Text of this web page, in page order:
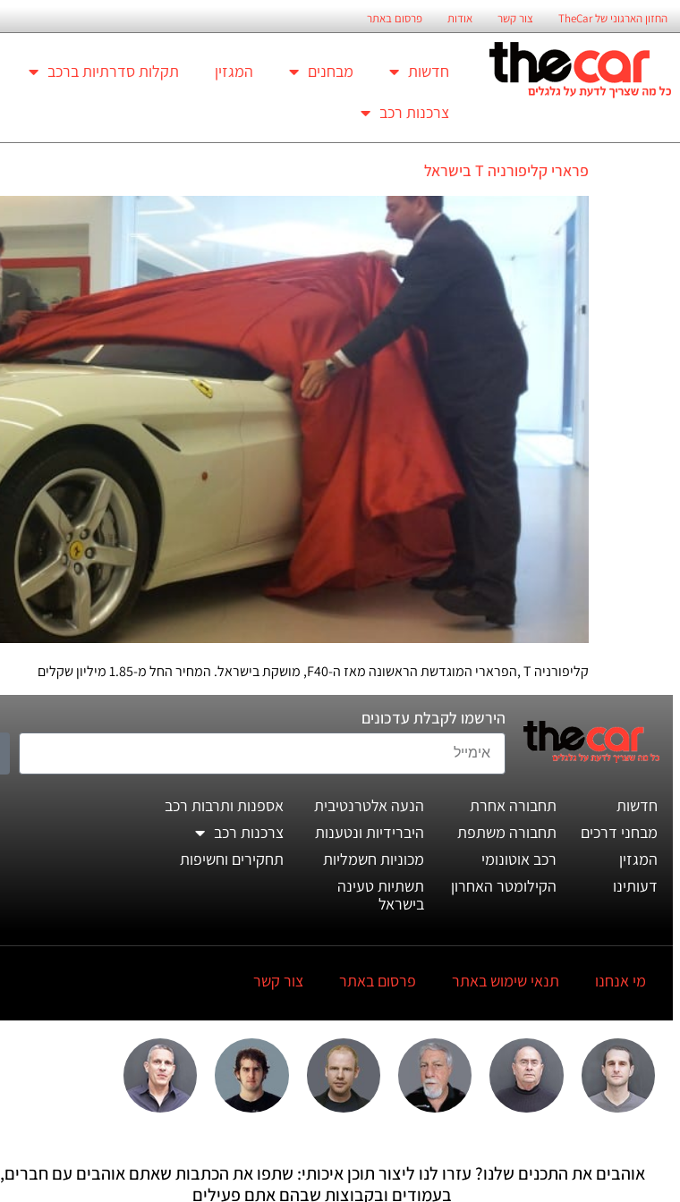
החזון הארגוני של TheCar צור קשר אודות פרסום באתר
חדשות מבחנים המגזין תקלות סדרתיות ברכב
צרכנות רכב
פרארי קליפורניה T בישראל
קליפורניה T ,הפרארי המוגדשת הראשונה מאז ה-F40, מושקת בישראל. המחיר החל מ-1.85 מיליון שקלים
הירשמו לקבלת עדכונים
חדשות
מבחני דרכים
המגזין
דעותינו
תחבורה אחרת
תחבורה משתפת
רכב אוטונומי
הקילומטר האחרון
הנעה אלטרנטיבית
היברידיות ונטענות
מכוניות חשמליות
תשתיות טעינה
בישראל
אספנות ותרבות רכב
צרכנות רכב
תחקירים וחשיפות
מי אנחנו תנאי שימוש באתר פרסום באתר צור קשר
אוהבים את התכנים שלנו? עזרו לנו ליצור תוכן איכותי: שתפו את הכתבות שאתם אוהבים עם חברים,
בעמודים ובקבוצות שבהם אתם פעילים